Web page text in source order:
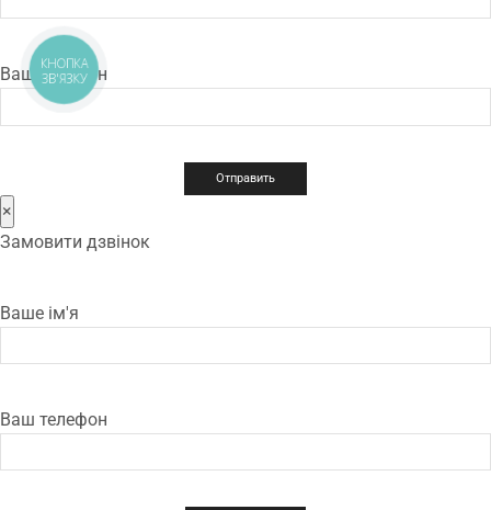
Ваш телефон
×
Замовити дзвінок
Ваше ім'я
Ваш телефон
КНОПКА
ЗВ'ЯЗКУ